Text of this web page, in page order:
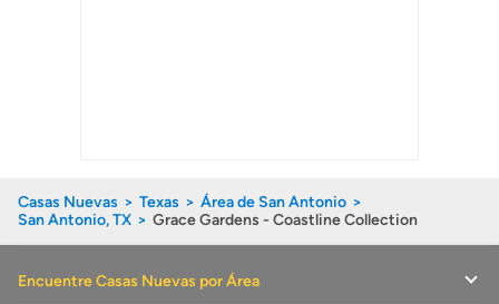
Casas Nuevas Texas
Área de San Antonio
San Antonio, TX
Grace Gardens - Coastline Collection
Encuentre Casas Nuevas por Área